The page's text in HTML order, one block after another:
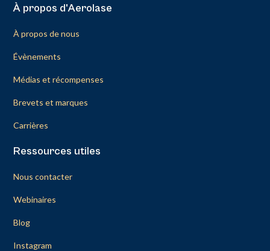
À propos d'Aerolase
À propos de nous
Évènements
Médias et récompenses
Brevets et marques
Carrières
Ressources utiles
Nous contacter
Webinaires
Blog
Instagram